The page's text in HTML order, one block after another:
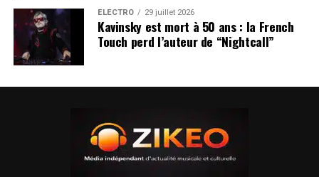
ÉLECTRO 29 juillet 2026
Kavinsky est mort à 50 ans : la French
Touch perd l’auteur de “Nightcall”